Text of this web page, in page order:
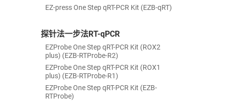
EZ-press One Step qRT-PCR Kit (EZB-qRT)
探针法一步法RT-qPCR
EZProbe One Step qRT-PCR Kit (ROX2
plus) (EZB-RTProbe-R2)
EZProbe One Step qRT-PCR Kit (ROX1
plus) (EZB-RTProbe-R1)
EZProbe One Step qRT-PCR Kit (EZB-
RTProbe)